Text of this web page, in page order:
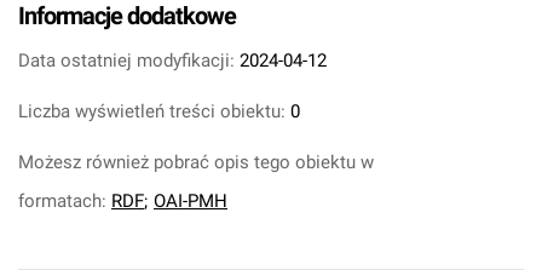
Informacje dodatkowe
Data ostatniej modyfikacji: 2024-04-12
Liczba wyświetleń treści obiektu: 0
Możesz również pobrać opis tego obiektu w
formatach: RDF; OAI-PMH